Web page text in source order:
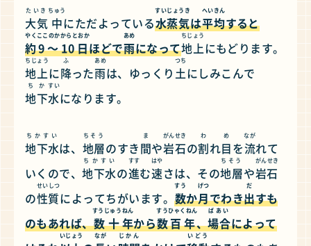
大気
たいき
中
ちゅう
にただよっている水蒸気
すいじょうき
は平均
へいきん
すると
約
やく
9～10日
ここのかからとおか
ほどで雨
あめ
になって地上
ちじょう
にもどります。
地上
ちじょう
に降
ふ
った雨
あめ
は、ゆっくり 土
つち
にしみこんで
地下
ちか
水
すい
になります。
地下水
ちかすい
は、 地層
ちそう
のすき間
ま
や岩石
がんせき
の割
わ
れ目
め
を流
なが
れて
いくので、地下水
ちかすい
の進
すす
む速
はや
さは、その地層
ちそう
や岩石
がんせき
の性質
せいしつ
によってちがいます。数
すう
か月
げつ
でわき出
だ
すも
のもあれば、数十
すうじゅう
年
ねん
から数
すう
百年
ひゃくねん
、場合
ばあい
によって
いじょう なが じかん いどう